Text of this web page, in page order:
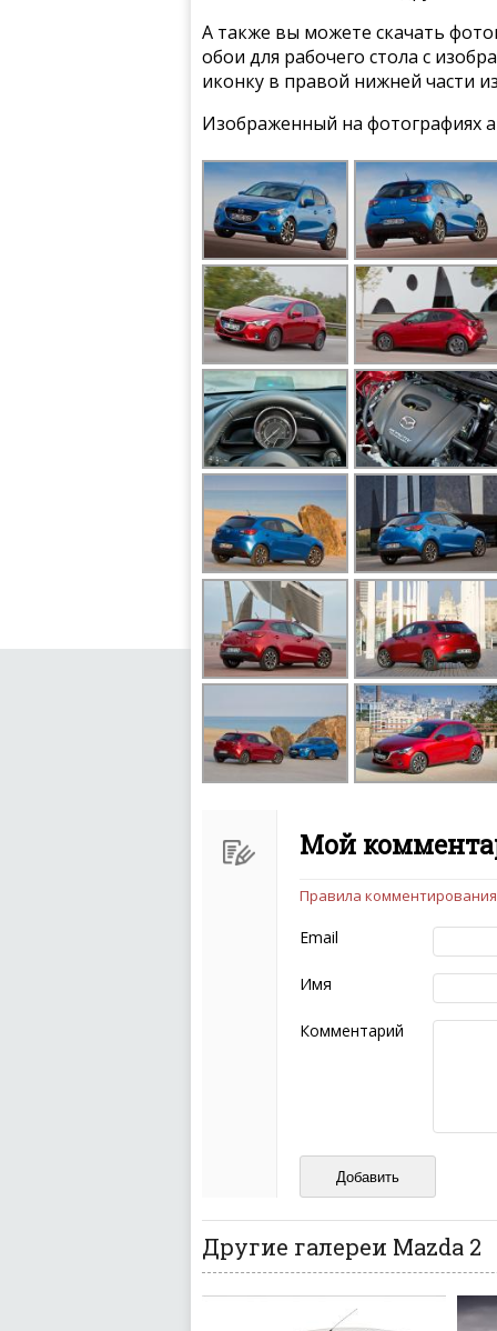
А также вы можете скачать
обои для рабочего стола с
иконку в правой нижней части
Изображенный на фотографиях
Мой
Чтобы ваш комментарий
следующих правил:
Комментарий не
эмоциональных
Не стоит
Пожалуйста, не
также призывы к
Не размещайте
И запаситесь терпением,
ваш отзыв может
Правила комментирования
Email
Имя
Комментарий
Другие галереи Mazda 2